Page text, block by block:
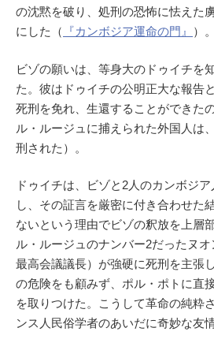
の沈黙を破り、処刑の恐怖に怯えた
にした（
『カンボジア運命の門』 ）。
ビゾの願いは、等身大のドゥイチを
た。彼はドゥイチの公明正大な報告
死刑を免れ、生還することができた
ル・ルージュに捕えられた外国人は
刑された）。
ドゥイチは、ビゾと2人のカンボジ
し、その証言を厳密に付き合わせた
ないという理由でビゾの釈放を上層
ル・ルージュのナンバー2だったヌ
最高会議議長）が強硬に死刑を主張
の危険をも顧みず、ポル・ポトに直
を取りつけた。こうして革命の純粋
ンス人民俗学者のあいだに奇妙な友